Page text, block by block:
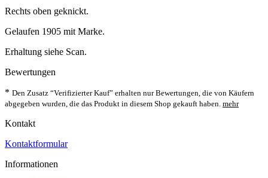
Rechts oben geknickt.
Gelaufen 1905 mit Marke.
Erhaltung siehe Scan.
Bewertungen
* Den Zusatz “Verifizierter Kauf” erhalten nur Bewertungen, die von Käufern
abgegeben wurden, die das Produkt in diesem Shop gekauft haben. mehr
Kontakt
Kontaktformular
Informationen